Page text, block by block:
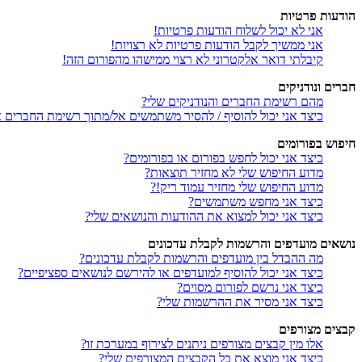
הודעות פרטיות
אני לא יכול לשלוח הודעות פרטיות!
אני ממשיך לקבל הודעות פרטיות לא רצויות!
קיבלתי דואר אלקטרוני לא רצוי ממישהו מהפורום הזה!
חברים ונודניקים
מהם רשימת החברים והנודניקים שלי?
כיצד אני יכול להוסיף / להסיר משתמשים אל/מתוך רשימת החברים
חיפוש בפורומים
כיצד אני יכול לחפש בפורום או בפורומים?
מדוע החיפוש שלי לא מחזיר תוצאות?
מדוע החיפוש שלי מחזיר עמוד ריק!?
כיצד אני מחפש משתמשים?
כיצד אני יכול למצוא את ההודעות והנושאים שלי?
נושאים מועדפים והרשמות לקבלת עדכונים
מה ההבדל בין מועדפים והרשמות לקבלת עדכונים?
כיצד אני יכול להוסיף למועדפים או להירשם לנושאים ספציפיים?
כיצד אני נרשם לפורום מסוים?
כיצד אני מסיר את ההרשמות שלי?
קבצים מצורפים
אלו מין קבצים מצורפים ניתנים לצירוף במערכת זו?
כיצד אני מוצא את כל הקבצים המצורפים שלי?